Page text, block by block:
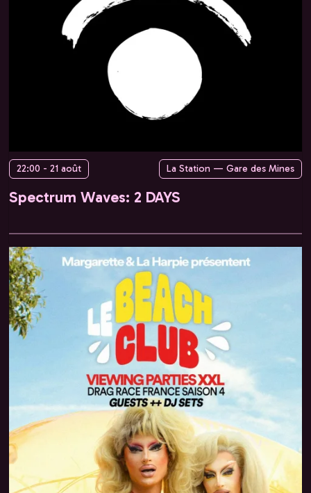
22:00 - 21 août La Station — Gare des Mines
Spectrum Waves: 2 DAYS